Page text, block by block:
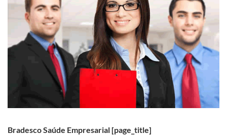
Bradesco Saúde Empresarial [page_title]